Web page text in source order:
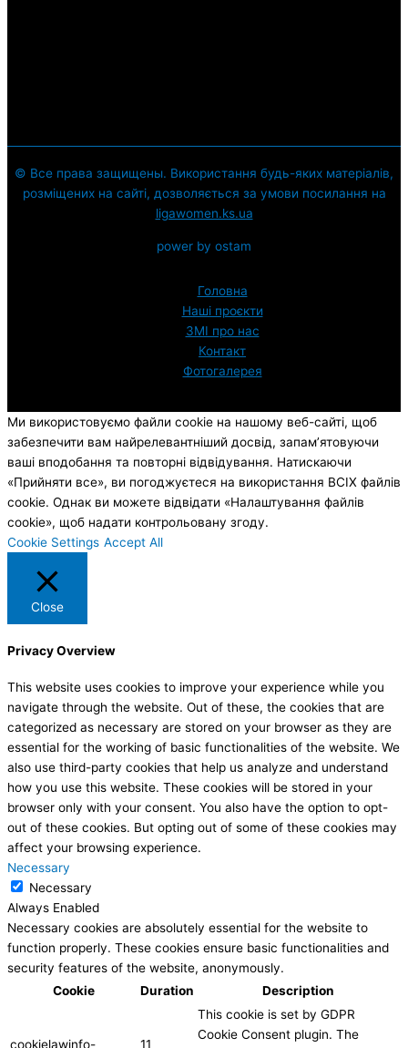
© Все права защищены. Використання будь-яких матеріалів,
розміщених на сайті, дозволяється за умови посилання на
ligawomen.ks.ua
power by ostam
Головна
Наші проєкти
ЗМI про нас
Контакт
Фотогалерея
Ми використовуємо файли cookie на нашому веб-сайті, щоб
забезпечити вам найрелевантніший досвід, запам’ятовуючи
ваші вподобання та повторні відвідування. Натискаючи
«Прийняти все», ви погоджуєтеся на використання ВСІХ файлів
cookie. Однак ви можете відвідати «Налаштування файлів
cookie», щоб надати контрольовану згоду.
Cookie Settings Accept All
Close
Privacy Overview
This website uses cookies to improve your experience while you
navigate through the website. Out of these, the cookies that are
categorized as necessary are stored on your browser as they are
essential for the working of basic functionalities of the website. We
also use third-party cookies that help us analyze and understand
how you use this website. These cookies will be stored in your
browser only with your consent. You also have the option to opt-
out of these cookies. But opting out of some of these cookies may
affect your browsing experience.
Necessary
Necessary
Always Enabled
Necessary cookies are absolutely essential for the website to
function properly. These cookies ensure basic functionalities and
security features of the website, anonymously.
Cookie
Duration Description
cookielawinfo- 11
This cookie is set by GDPR
Cookie Consent plugin. The